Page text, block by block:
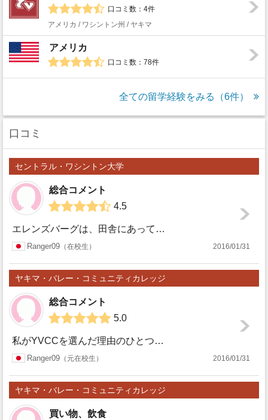
口コミ数：4件
アメリカ / ワシントン州 / ヤキマ
アメリカ
口コミ数：78件
全ての留学経験をみる（6件）
口コミ
セントラル・ワシントン大学
セント
ラル・
ワシン
学
総合コメント
4.5
エレンズバーグは、田舎にあって、学校と学生で成り立っているような小さな町だからこそ、英語の勉強に集中するにはいい環境だと思います。 セントラルワシントン大...
Ranger09 在校生 2016/01/31
ヤキマ・バレー・コミュニティカレッジ
ヤキ
マ・バ
レー・
総合コメント
5.0
私がYVCCを選んだ理由のひとつに、入学条件であるTOEFLの必要点数が他と比べて低い、ということがありました。始めは、最初からレギュラー生で入るのではな...
Ranger09 元在校生 2016/01/31
ヤキマ・バレー・コミュニティカレッジ
買い物、飲食